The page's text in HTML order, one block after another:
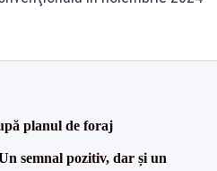
planul de foraj
semnal pozitiv, dar și un